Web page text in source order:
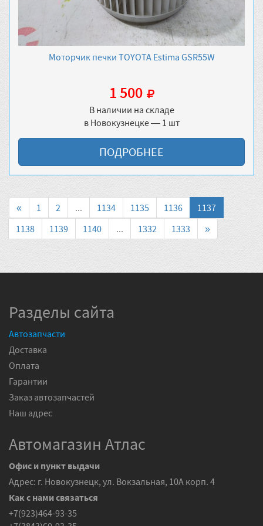
Моторчик печки TOYOTA Estima GSR55W
1 500
В наличии на складе
в Новокузнецке — 1 шт
ПОДРОБНЕЕ
« 1 2 ... 1134 1135 1136
1137
1138
1139 1140 ... 1332 1333 »
Разделы сайта
Автозапчасти
Доставка
Оплата
Гарантии
Заказ автозапчастей
Наш адрес
Автомагазин Атлас
Офис и пункт выдачи
Адрес: г. Новокузнецк, ул. Вокзальная, 10А корп. 4
Как с нами связаться
+7(923)464-93-35